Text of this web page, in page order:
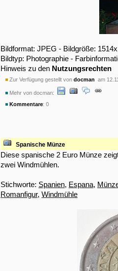
Bildformat: JPEG - Bildgröße:
Bildtyp: Photographie -
Hinweis zu den Nutzungsrechten
Zur Verfügung gestellt von docman am
Mehr von docman:
Kommentare: 0
Spanische Münze
Diese spanische 2 Euro Münze
zwei Windmühlen.
Stichworte: Spanien, Espana,
Romanfigur, Windmühle